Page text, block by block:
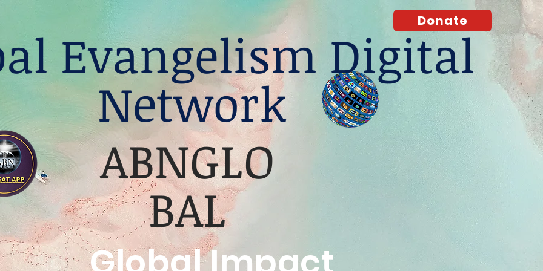
Donate
Evangelism Digital
Network
ABNGLO
BAL